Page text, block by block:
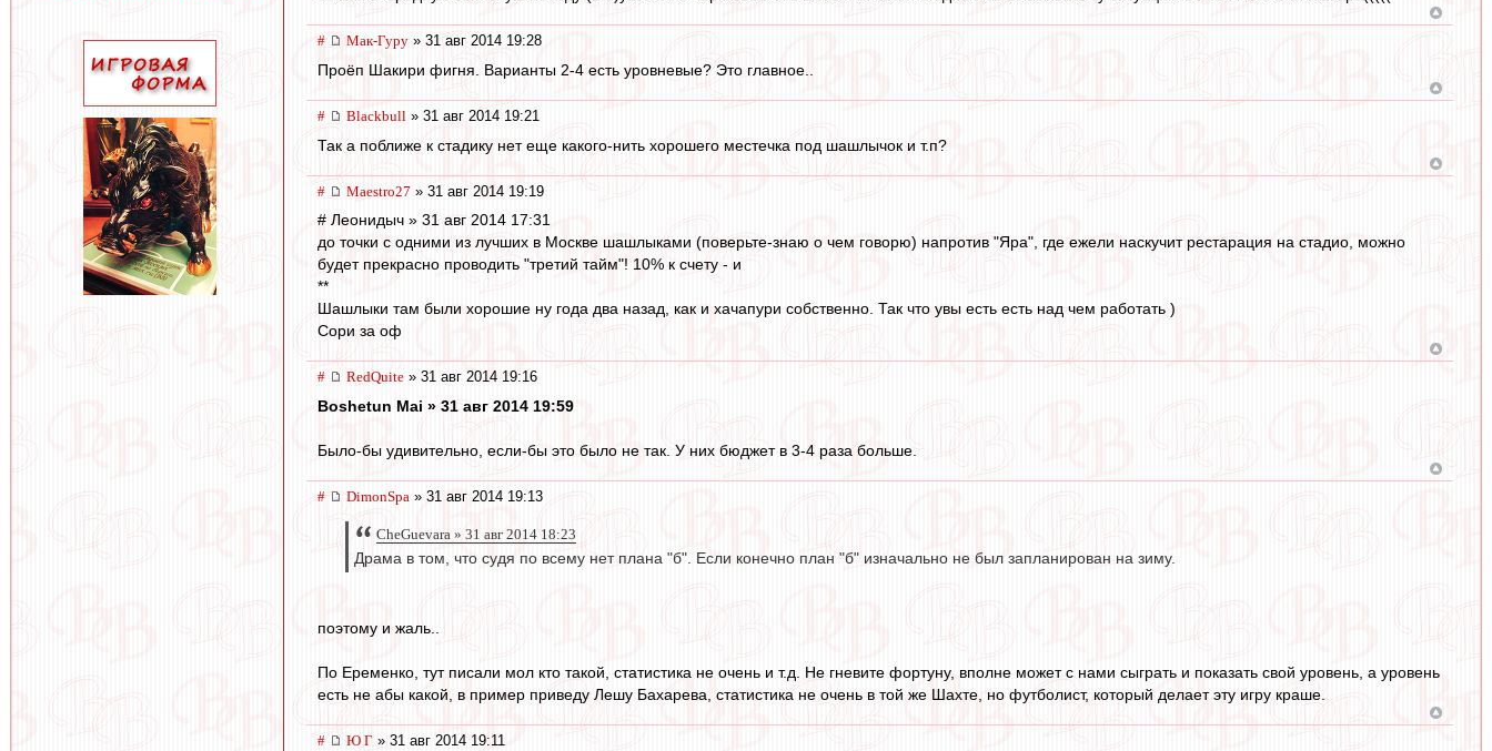
# Мак-Гуру » 31 авг 2014 19:28
Проёп Шакири фигня. Варианты 2-4 есть уровневые? Это главное..
# Blackbull » 31 авг 2014 19:21
Так а поближе к стадику нет еще какого-нить хорошего местечка под шашлычок и т.п?
# Maestro27 » 31 авг 2014 19:19
# Леонидыч » 31 авг 2014 17:31
до точки с одними из лучших в Москве шашлыками (поверьте-знаю о чем говорю) напротив "Яра", где ежели наскучит рестарация на стадио, можно
будет прекрасно проводить "третий тайм"! 10% к счету - и
**
Шашлыки там были хорошие ну года два назад, как и хачапури собственно. Так что увы есть есть над чем работать )
Сори за оф
# RedQuite » 31 авг 2014 19:16
Boshetun Mai » 31 авг 2014 19:59
Было-бы удивительно, если-бы это было не так. У них бюджет в 3-4 раза больше.
# DimonSpa » 31 авг 2014 19:13
CheGuevara » 31 авг 2014 18:23
Драма в том, что судя по всему нет плана "б". Если конечно план "б" изначально не был запланирован на зиму.
поэтому и жаль..
По Еременко, тут писали мол кто такой, статистика не очень и т.д. Не гневите фортуну, вполне может с нами сыграть и показать свой уровень, а уровень
есть не абы какой, в пример приведу Лешу Бахарева, статистика не очень в той же Шахте, но футболист, который делает эту игру краше.
# Ю Г » 31 авг 2014 19:11